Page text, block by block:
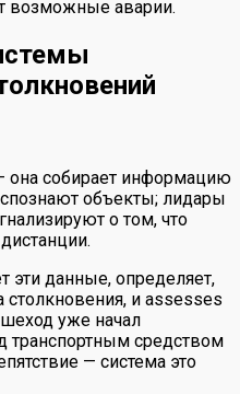
возможные аварии.
она собирает информацию
объекты; лидары
о том, что
эти данные, определяет,
столкновения, и assesses
уже начал
транспортным средством
— система это